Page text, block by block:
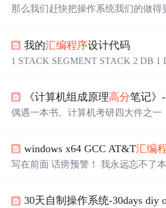
那么我们赶快把操作系统我们的做得
学习多任务吧。 所以今天打算学点儿
呢?好吧, 就学提高画面分辨率吧。 嗯
我的汇编程序设计代码
1 STACK SEGMENT STACK 2 DB 1 DUP(?) 3 STACK EN
s:',10,13,'...
《计算机组成原理高分笔记》
偶遇一本书。计算机考研四大件之一，数
参数是否会改变 * 关于参数引用 * 有返回
杂度 数据结构和算法的基本概念 数据，数据元素，数据
windows x64 GCC AT&T汇编
写在前面 话痨预警！ 我永远忘不了本科时代编译原理的课
发团队的实力，毅然决然选择只做前
30天自制操作系统-30days diy